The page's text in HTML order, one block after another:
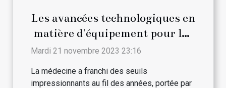
Les avancées technologiques en
matière d'équipement pour les
salles d'opération
Mardi 21 novembre 2023 23:16
La médecine a franchi des seuils
impressionnants au fil des années, portée par